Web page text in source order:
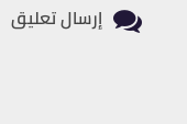
إرسال تعليق